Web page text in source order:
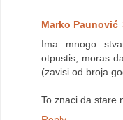
Marko Paunović
Ima mnogo
otpustis, moras
(zavisi od broja
To znaci da stare